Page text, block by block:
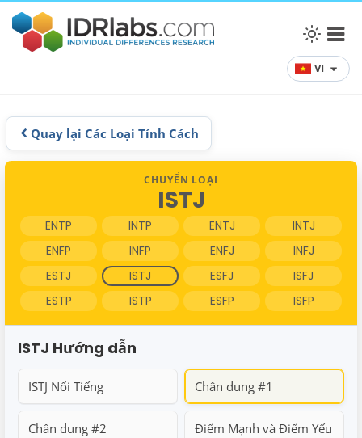
VI
Quay lại Các Loại Tính Cách
CHUYỂN LOẠI
ISTJ
ENTP INTP ENTJ
INTJ
ENFP
INFP ENFJ
INFJ
ESTJ
ISTJ ESFJ
ISFJ
ESTP
ISTP ESFP ISFP
ISTJ Hướng dẫn
ISTJ Nổi Tiếng Chân dung #1
Chân dung #2 Điểm Mạnh và Điểm Yếu